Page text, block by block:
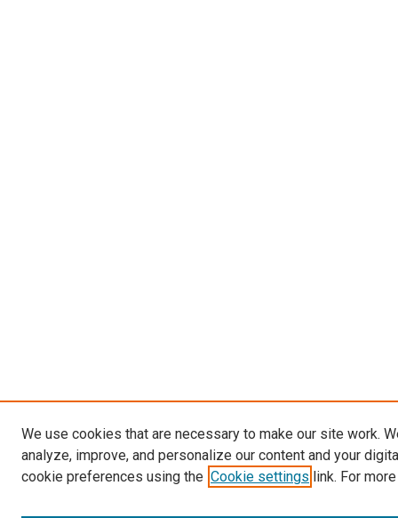
We use cookies that are necessary to make our site work.
analyze, improve, and personalize our content and your
cookie preferences using the Cookie settings link. For